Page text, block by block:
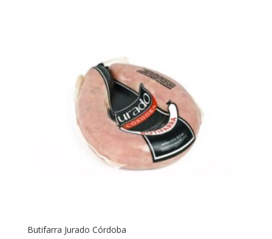
Butifarra Jurado Córdoba